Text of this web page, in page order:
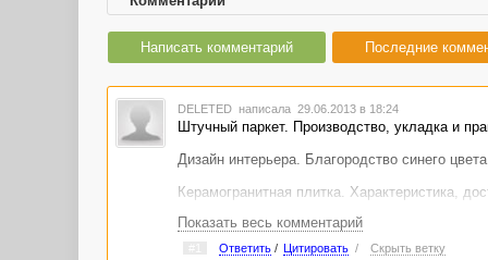
Написать комментарий Последние
DELETED написала 29.06.2013 в 18:24
Штучный паркет. Производство, укладка и
Дизайн интерьера. Благородство синего
Керамогранитная плитка. Характеристика,
Современный интерьер. Основные
Показать весь комментарий
Ответить/ Цитировать / Скрыть ветку